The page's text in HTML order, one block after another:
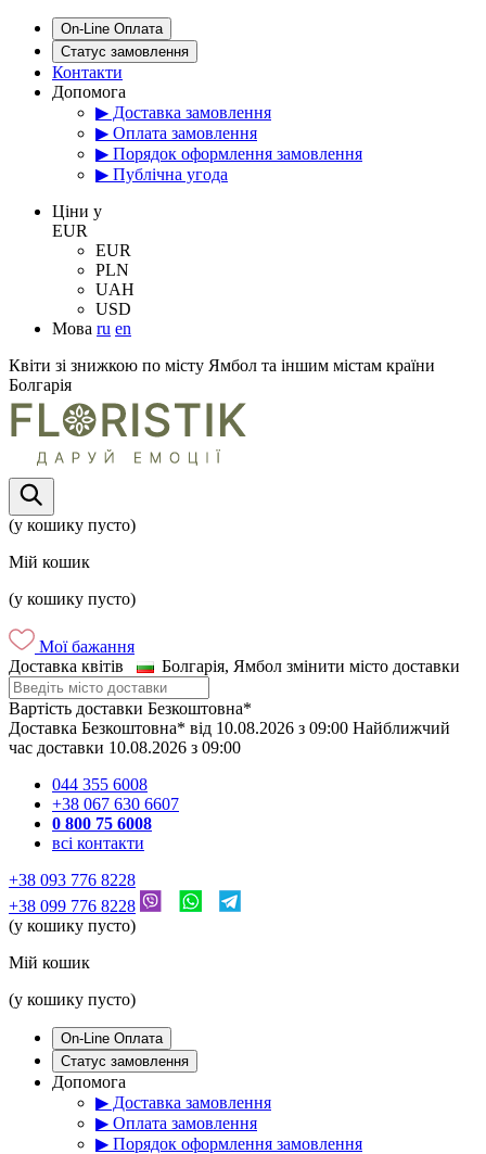
On-Line Оплата
Статус замовлення
Контакти
Допомога
▶ Доставка замовлення
▶ Оплата замовлення
▶ Порядок оформлення замовлення
▶ Публічна угода
Цiни у
EUR
EUR
PLN
UAH
USD
Мова ru en
Квіти зі знижкою по місту Ямбол та іншим містам країни
Болгарія
(у кошику пусто)
Мій кошик
(у кошику пусто)
Мої бажання
Доставка квітів
Болгарія, Ямбол змінити місто доставки
Вартість доставки Безкоштовна*
Доставка Безкоштовна* від 10.08.2026 з 09:00 Найближчий
час доставки 10.08.2026 з 09:00
044 355 6008
+38 067 630 6607
0 800 75 6008
всі контакти
+38 093 776 8228
+38 099 776 8228
(у кошику пусто)
Мій кошик
(у кошику пусто)
On-Line Оплата
Статус замовлення
Допомога
▶ Доставка замовлення
▶ Оплата замовлення
▶ Порядок оформлення замовлення